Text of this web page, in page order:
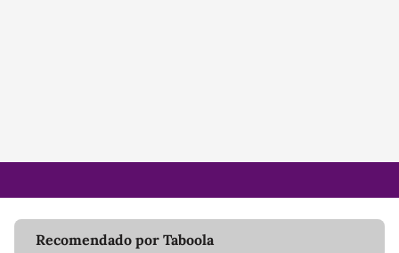
Recomendado por Taboola